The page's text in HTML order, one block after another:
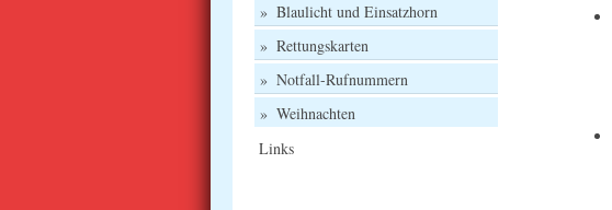
Blaulicht und Einsatzhorn
Rettungskarten
Notfall-Rufnummern
Weihnachten
Links